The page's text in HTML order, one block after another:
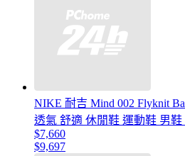
NIKE 耐吉 Mind 002 Flyknit
透氣 舒適 休閒鞋 運動鞋 男鞋
$7,660
$9,697